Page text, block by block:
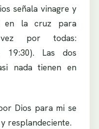
señala vinagre y
en la cruz para
por todas:
19:30). Las dos
nada tienen en
Dios para mi se
resplandeciente.